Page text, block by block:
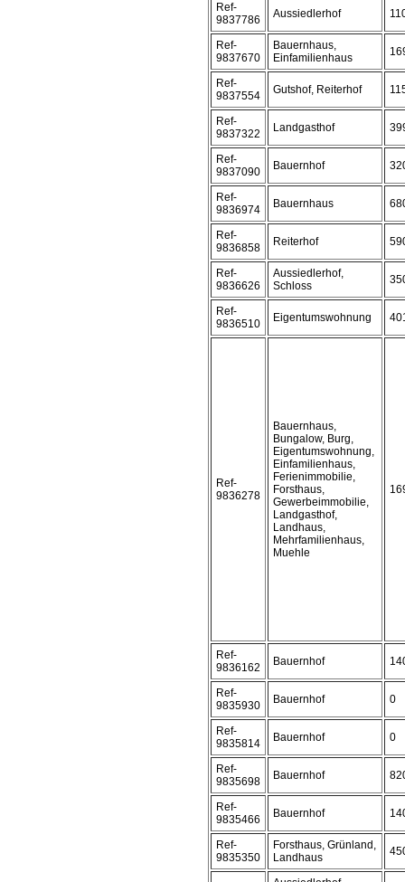
Ref-
9837786
Aussiedlerhof
Ref-
9837670
Bauernhaus,
Einfamilienhaus
Ref-
9837554
Gutshof, Reiterhof
Ref-
9837322
Landgasthof
Ref-
9837090
Bauernhof
Ref-
9836974
Bauernhaus
Ref-
9836858
Reiterhof
Ref-
9836626
Aussiedlerhof,
Schloss
Ref-
9836510
Eigentumswohnung
Ref-
9836278
Bauernhaus,
Bungalow, Burg,
Eigentumswohnung,
Einfamilienhaus,
Ferienimmobilie,
Forsthaus,
Gewerbeimmobilie,
Landgasthof,
Landhaus,
Mehrfamilienhaus,
Muehle
Ref-
9836162
Bauernhof
Ref-
9835930
Bauernhof 0
Ref-
9835814
Bauernhof 0
Ref-
9835698
Bauernhof
Ref-
9835466
Bauernhof
Ref-
9835350
Forsthaus, Grünland,
Landhaus